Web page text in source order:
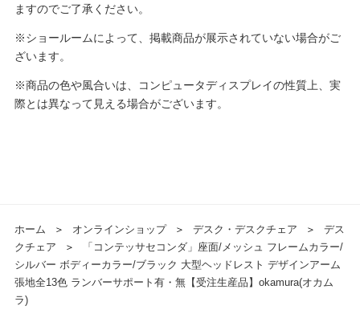
ますのでご了承ください。
※ショールームによって、掲載商品が展示されていない場合がご
ざいます。
※商品の色や風合いは、コンピュータディスプレイの性質上、実
際とは異なって見える場合がございます。
ホーム ＞ オンラインショップ ＞ デスク・デスクチェア ＞
デス
クチェア
＞
「コンテッサセコンダ」座面/メッシュ フレームカラー/
シルバー ボディーカラー/ブラック 大型ヘッドレスト デザインアーム
張地全13色 ランバーサポート有・無【受注生産品】okamura(オカム
ラ)